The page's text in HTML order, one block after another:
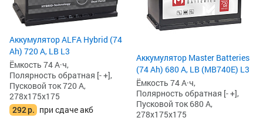
Аккумулятор ALFA Hybrid (74
Ah) 720 А, LB L3
Ёмкость 74 А·ч,
Полярность обратная [- +],
Пусковой ток 720 А,
278x175x175
292р. при сдаче акб
Аккумулятор Master Batteries
(74 Ah) 680 А, LB (MB740E) L3
Ёмкость 74 А·ч,
Полярность обратная [- +],
Пусковой ток 680 А,
278x175x175